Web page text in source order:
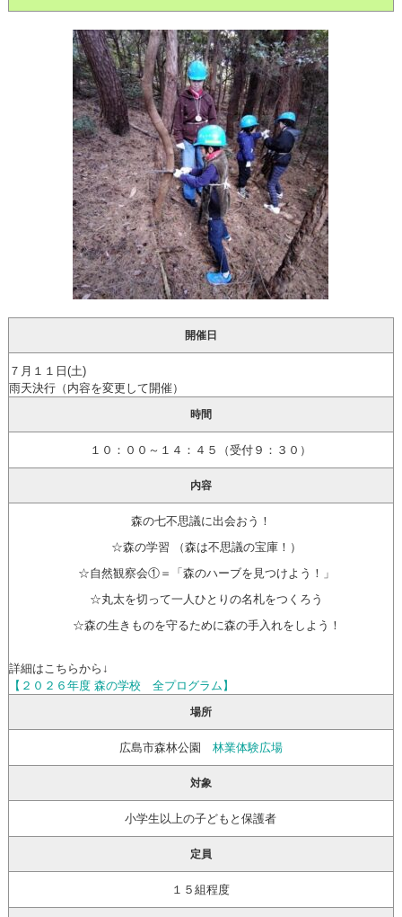
開催日
７月１１日(土)
雨天決行（内容を変更して開催）
時間
１０：００～１４：４５（受付９：３０）
内容
森の七不思議に出会おう！
☆森の学習 （森は不思議の宝庫！）
☆自然観察会①＝「森のハーブを見つけよう！」
☆丸太を切って一人ひとりの名札をつくろう
☆森の生きものを守るために森の手入れをしよう！
詳細はこちらから↓
【２０２６年度 森の学校 全プログラム】
場所
広島市森林公園 林業体験広場
対象
小学生以上の子どもと保護者
定員
１５組程度